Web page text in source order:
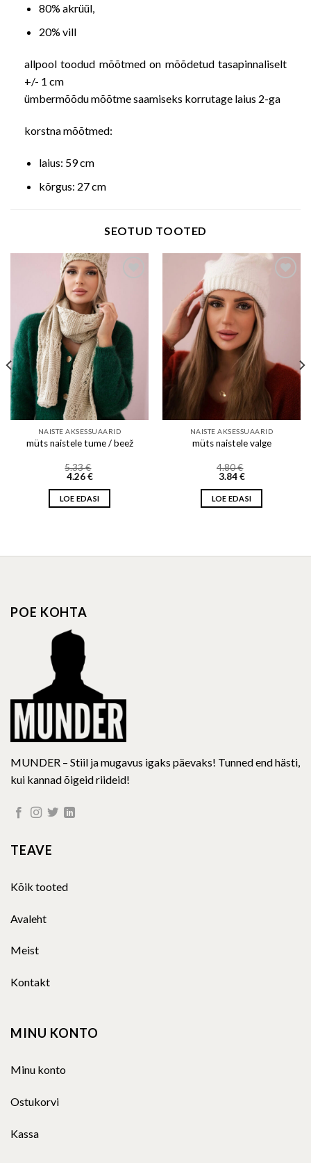
80% akrüül,
20% vill
allpool toodud mõõtmed on mõõdetud tasapinnaliselt
+/- 1 cm
ümbermõõdu mõõtme saamiseks korrutage laius 2-ga
korstna mõõtmed:
laius: 59 cm
kõrgus: 27 cm
SEOTUD TOOTED
Add to wishlist
NAISTE AKSESSUAARID
müts naistele tume / beež
5.33€
4.26€
LOE EDASI
Add to wishlist
NAISTE AKSESSUAARID
müts naistele valge
4.80€
3.84€
LOE EDASI
POE KOHTA
MUNDER – Stiil ja mugavus igaks päevaks! Tunned end hästi,
kui kannad õigeid riideid!
TEAVE
Kõik tooted
Avaleht
Meist
Kontakt
MINU KONTO
Minu konto
Ostukorvi
Kassa